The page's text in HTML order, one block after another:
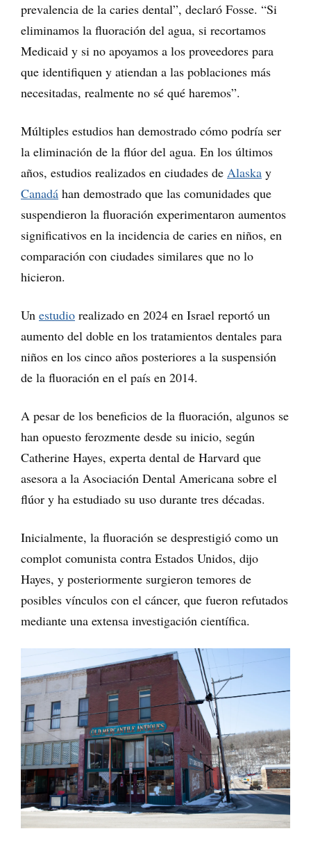
prevalencia de la caries dental”, declaró Fosse. “Si
eliminamos la fluoración del agua, si recortamos
Medicaid y si no apoyamos a los proveedores para
que identifiquen y atiendan a las poblaciones más
necesitadas, realmente no sé qué haremos”.
Múltiples estudios han demostrado cómo podría ser
la eliminación de la flúor del agua. En los últimos
años, estudios realizados en ciudades de Alaska y
Canadá han demostrado que las comunidades que
suspendieron la fluoración experimentaron aumentos
significativos en la incidencia de caries en niños, en
comparación con ciudades similares que no lo
hicieron.
Un estudio realizado en 2024 en Israel reportó un
aumento del doble en los tratamientos dentales para
niños en los cinco años posteriores a la suspensión
de la fluoración en el país en 2014.
A pesar de los beneficios de la fluoración, algunos se
han opuesto ferozmente desde su inicio, según
Catherine Hayes, experta dental de Harvard que
asesora a la Asociación Dental Americana sobre el
flúor y ha estudiado su uso durante tres décadas.
Inicialmente, la fluoración se desprestigió como un
complot comunista contra Estados Unidos, dijo
Hayes, y posteriormente surgieron temores de
posibles vínculos con el cáncer, que fueron refutados
mediante una extensa investigación científica.